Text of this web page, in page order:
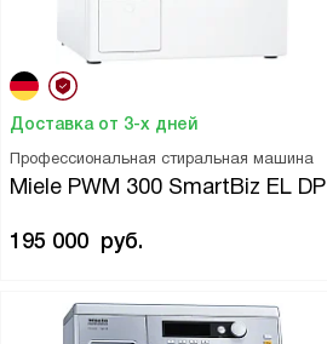
Профессиональная стиральная машина
Miele PWM 300 SmartBiz EL DP
Доставка от 3-х дней
195 000 руб.